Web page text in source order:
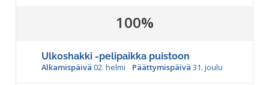
Ulkoshakki -pelipaikka puistoon
Alkamispäivä 02. helmi Päättymispäivä 31. joulu
100%